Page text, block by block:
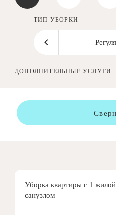
ТИП УБОРКИ
ДОПОЛНИТЕЛЬНЫЕ УСЛУГИ
Уборка квартиры с 1
санузлом